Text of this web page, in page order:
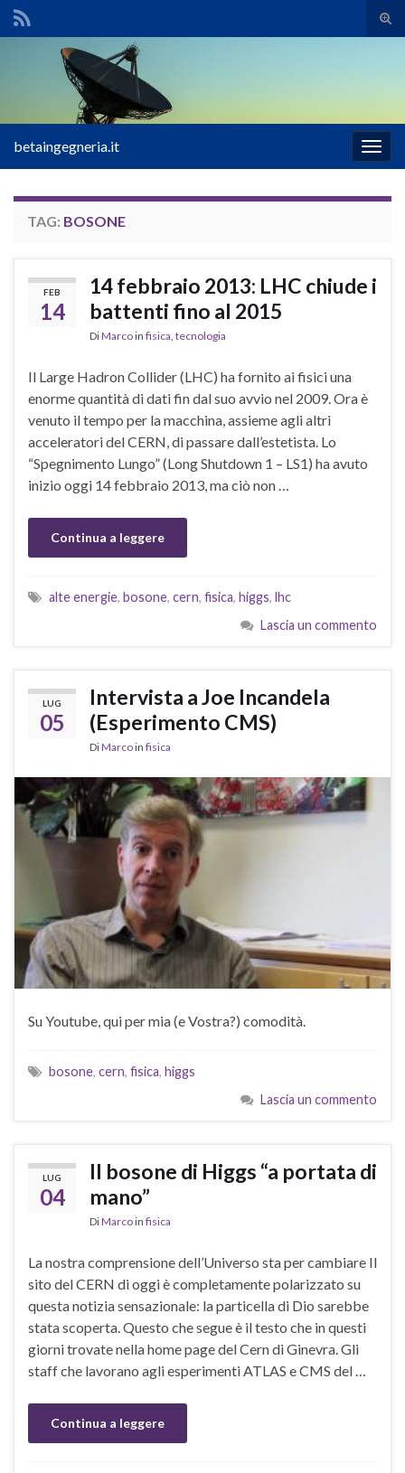
il
Search for:
la
betaingegneria.it
TAG: BOSONE
FEB
14
14 febbraio 2013: LHC chiude i
battenti fino al 2015
DiMarcoin fisica tecnologia
Il Large Hadron Collider (LHC) ha fornito ai fisici una
enorme quantità di dati fin dal suo avvio nel 2009. Ora è
venuto il tempo per la macchina, assieme agli altri
acceleratori del CERN, di passare dall’estetista. Lo
“Spegnimento Lungo” (Long Shutdown 1 – LS1) ha avuto
inizio oggi 14 febbraio 2013, ma ciò non …
Continua a leggere
alte energie, bosone, cern, fisica, higgs, lhc
Lascia un commento
LUG
05
Intervista a Joe Incandela
(Esperimento CMS)
DiMarcoin fisica
Su Youtube, qui per mia (e Vostra?) comodità.
bosone, cern, fisica, higgs
Lascia un commento
LUG
04
Il bosone di Higgs “a portata di
mano”
DiMarcoin fisica
La nostra comprensione dell’Universo sta per cambiare Il
sito del CERN di oggi è completamente polarizzato su
questa notizia sensazionale: la particella di Dio sarebbe
stata scoperta. Questo che segue è il testo che in questi
giorni trovate nella home page del Cern di Ginevra. Gli
staff che lavorano agli esperimenti ATLAS e CMS del …
Continua a leggere